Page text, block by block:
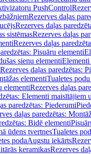
PushControl
Rezerves daļas
Rezerves daļas
sistēmasRezerves daļas
Rezerves daļas
Pisuāru elementi
sienu elementiElementi
Rezerves daļas paredzētas:
elementiTualetes
elementiRezerves daļas
Elementi maisītājiem
paredzētas: Piederumi
daļas paredzētas:
Bidē elementi
ūdens tvertnesTualetes
podaAugstu iekārts
keramikasRezerves